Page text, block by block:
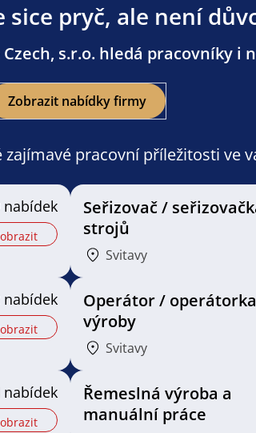
sice pryč, ale není
s.r.o. hledá pracovníky i
Zobrazit nabídky firmy
zajímavé pracovní příležitosti ve
nabídek
Seřizovač /
strojů
Svitavy
nabídek
Operátor / operátorka
výroby
Svitavy
nabídek
Řemeslná výroba a
manuální práce